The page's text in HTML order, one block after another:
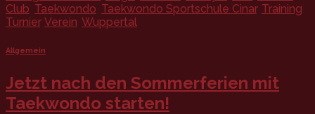
Club, Taekwondo, Taekwondo Sportschule Cinar, Training,
Turnier, Verein, Wuppertal
Allgemein
Jetzt nach den Sommerferien mit
Taekwondo starten!